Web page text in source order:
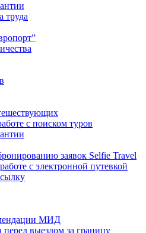
труда
с поиском туров
заявок Selfie Travel
с электронной путевкой
МИД
перед выездом за границу